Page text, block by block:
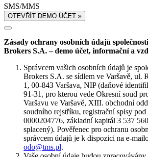
SMS/MMS
OTEVŘÍT DEMO ÚČET »
Zásady ochrany osobních údajů
Brokers S.A. – demo účet, informační a
Správcem vašich osobních údajů je
Brokers S.A. se sídlem ve Varšavě, ul.
1, 00-843 Varšava, NIP (daňové
91-31, pro kterou vede Okresní soud
Varšavu ve Varšavě, XIII. obchodní
soudního rejstříku, registrační spisy
0000204776, základní kapitál 3 537
splacený). Pověřenec pro ochranu
správcem údajů je k dispozici na e-
odo@tms.pl.